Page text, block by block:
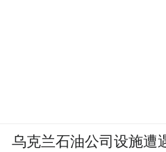
乌克兰石油公司设施遭